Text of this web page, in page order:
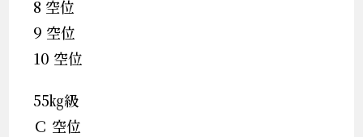
8 空位
9 空位
10 空位
55㎏級
Ｃ 空位